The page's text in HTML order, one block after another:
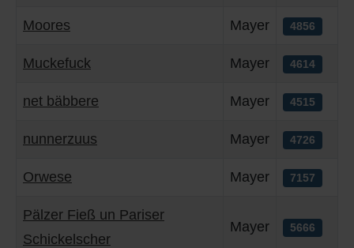
Moores Mayer 4856
Muckefuck Mayer 4614
net bäbbere Mayer 4515
nunnerzuus Mayer 4726
Orwese Mayer 7157
Pälzer Fieß un Pariser
Schickelscher
Mayer 5666